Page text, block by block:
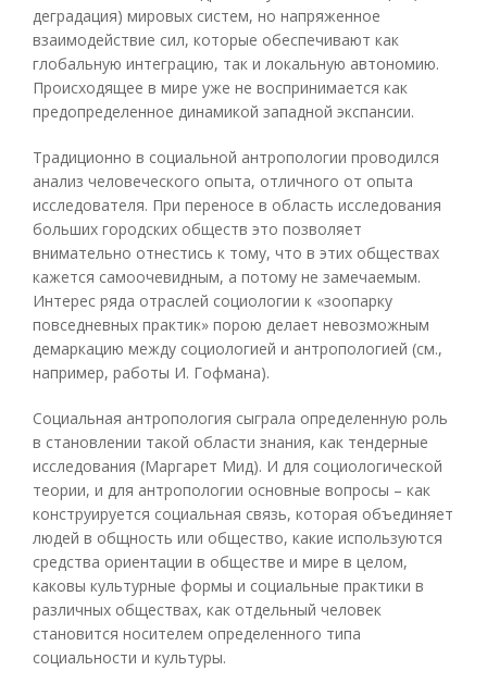
деградация) мировых систем, но напряженное
взаимодействие сил, которые обеспечивают как
глобальную интеграцию, так и локальную автономию.
Происходящее в мире уже не воспринимается как
предопределенное динамикой западной экспансии.
Традиционно в социальной антропологии проводился
анализ человеческого опыта, отличного от опыта
исследователя. При переносе в область исследования
больших городских обществ это позволяет
внимательно отнестись к тому, что в этих обществах
кажется самоочевидным, а потому не замечаемым.
Интерес ряда отраслей социологии к «зоопарку
повседневных практик» порою делает невозможным
демаркацию между социологией и антропологией (см.,
например, работы И. Гофмана).
Социальная антропология сыграла определенную роль
в становлении такой области знания, как тендерные
исследования (Маргарет Мид). И для социологической
теории, и для антропологии основные вопросы – как
конструируется социальная связь, которая объединяет
людей в общность или общество, какие используются
средства ориентации в обществе и мире в целом,
каковы культурные формы и социальные практики в
различных обществах, как отдельный человек
становится носителем определенного типа
социальности и культуры.